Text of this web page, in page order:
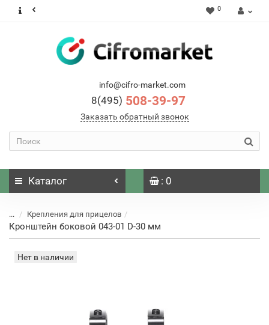
0
info@cifro-market.com
8(495) 508-39-97
Заказать обратный звонок
Каталог : 0
... Крепления для прицелов
Кронштейн боковой 043-01 D-30 мм
Нет в наличии